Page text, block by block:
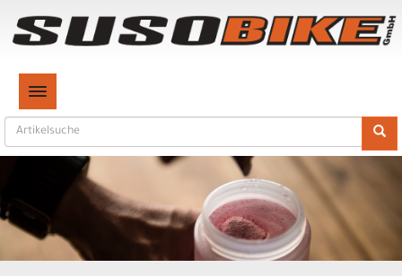
TOGGLE NAVIGATION